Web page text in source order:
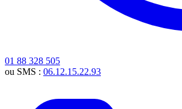
01 88 328 505
ou SMS : 06.12.15.22.93